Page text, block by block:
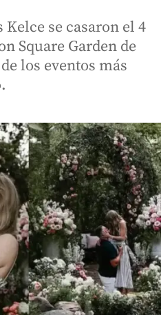
se casaron el 4
Square Garden de
los eventos más